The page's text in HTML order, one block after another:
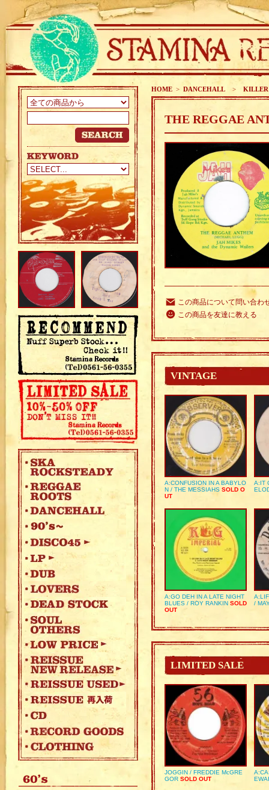
HOME > DANCEHALL > KILLER
THE REGGAE
この商品について問い合わ
この商品を友達に教える
VINTAGE
A:CONFUSION IN A BABYLO
N / THE MESSIAHS SOLD O
UT
A:IT
A:GO DEH IN A LATE NIGHT
BLUES / ROY RANKIN SOLD
OUT
/
LIMITED SALE
JOGGIN / FREDDIE McGRE
GOR SOLD OUT